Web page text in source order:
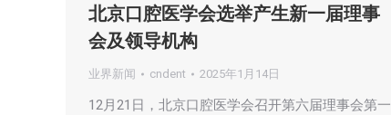
北京口腔医学会选举产生新一届理事
会及领导机构
业界新闻 cndent 2025年1月14日
12月21日，北京口腔医学会召开第六届理事会第一